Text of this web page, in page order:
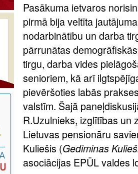
Pasākuma ietvaros
pirmā bija veltīta
nodarbinātību un darba
pārrunātas
tirgu, darba vides
senioriem, kā arī
pievēršoties labās
valstīm. Šajā
R.Uzulnieks, izglītības un
Lietuvas pensionāru
Kuliešis (Gediminas
asociācijas EPÜL valdes